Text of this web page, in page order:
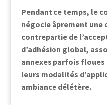
Pendant ce temps, le
négocie âprement une
contrepartie de
d’adhésion global,
annexes parfois
leurs modalités
ambiance délétère.